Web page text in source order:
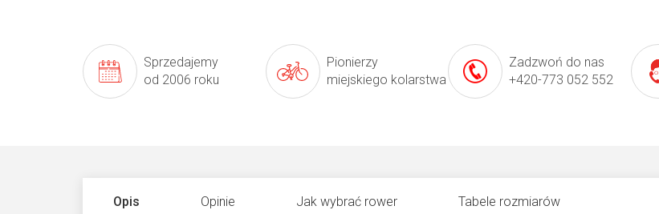
Sprzedajemy
od 2006 roku
Pionierzy
miejskiego kolarstwa
Zadzwoń do nas
+420-773 052 552
Opis Opinie Jak wybrać rower Tabele rozmiarów